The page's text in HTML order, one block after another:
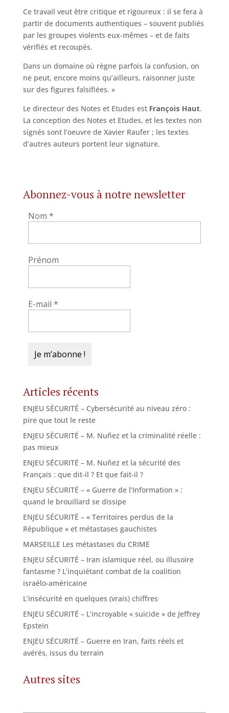
Ce travail veut être critique et rigoureux : il se fera à
partir de documents authentiques – souvent publiés
par les groupes violents eux-mêmes – et de faits
vérifiés et recoupés.
Dans un domaine où règne parfois la confusion, on
ne peut, encore moins qu’ailleurs, raisonner juste
sur des figures falsifiées. »
Le directeur des Notes et Etudes est François Haut.
La conception des Notes et Etudes, et les textes non
signés sont l’oeuvre de Xavier Raufer ; les textes
d’autres auteurs portent leur signature.
Abonnez-vous à notre newsletter
Nom *
Prénom
E-mail *
Articles récents
ENJEU SÉCURITÉ – Cybersécurité au niveau zéro :
pire que tout le reste
ENJEU SÉCURITÉ – M. Nuñez et la criminalité réelle :
pas mieux
ENJEU SÉCURITÉ – M. Nuñez et la sécurité des
Français : que dit-il ? Et que fait-il ?
ENJEU SÉCURITÉ – « Guerre de l’Information » :
quand le brouillard se dissipe
ENJEU SÉCURITÉ – « Territoires perdus de la
République » et métastases gauchistes
MARSEILLE Les métastases du CRIME
ENJEU SÉCURITÉ – Iran islamique réel, ou illusoire
fantasme ? L’inquiétant combat de la coalition
israélo-américaine
L’insécurité en quelques (vrais) chiffres
ENJEU SÉCURITÉ – L’incroyable « suicide » de Jeffrey
Epstein
ENJEU SÉCURITÉ – Guerre en Iran, faits réels et
avérés, issus du terrain
Autres sites